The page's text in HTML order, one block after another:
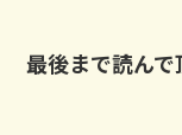
最後まで読ん